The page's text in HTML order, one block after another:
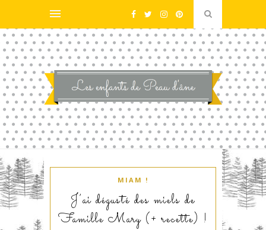
MIAM !
J’ai dégusté des miels de
Famille Mary (+ recette) !